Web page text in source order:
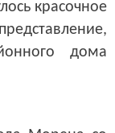
красочное
дома